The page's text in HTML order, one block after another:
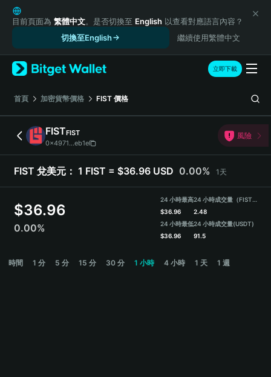
English
日本語
Русский
Español (Latinoamérica)
Türkçe
Italiano
Deutsch
简体中文
繁體中文
Português (Portugal)
हिन्दी
Español (Argentina)
目前頁面為 繁體中文。是否切換至 English 以查看對應語言內容？
切換至English
繼續使用繁體中文
立即下載
首頁 加密貨幣價格 FIST 價格
FISTFIST
0x4971...eb1e
風險
FIST 兌美元： 1 FIST = $36.96 USD 0.00% 1天
$36.96
0.00%
24 小時最高
$36.96
24 小時最低
$36.96
24 小時成交量（FIST）
2.48
24 小時成交量(USDT)
91.5
時間 1 分 5 分 15 分 30 分 1 小時 4 小時 1 天 1 週